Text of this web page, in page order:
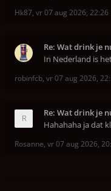
Hk87, vr 07 aug 2026, 22:26
Re: Wat drink je
In Nederland is
robinfcb, vr 07 aug 2026,
Re: Wat drink je
Hahahaha ja dat
Rosanne, vr 07 aug 2026,